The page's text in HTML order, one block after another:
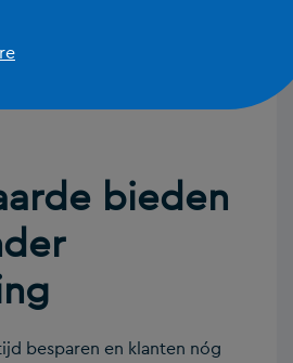
rendementscenario’s of
bieden
besparen en klanten nóg